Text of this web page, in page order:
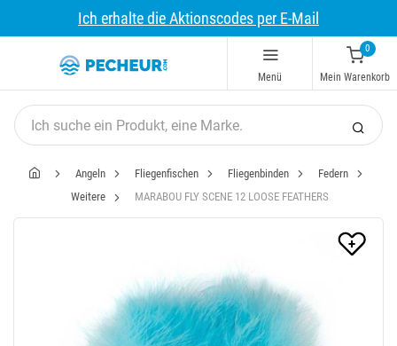
Ich erhalte die Aktionscodes per E-Mail
Menü
0
Mein Warenkorb
Angeln Fliegenfischen Fliegenbinden
Federn
Weitere
MARABOU FLY SCENE 12 LOOSE FEATHERS